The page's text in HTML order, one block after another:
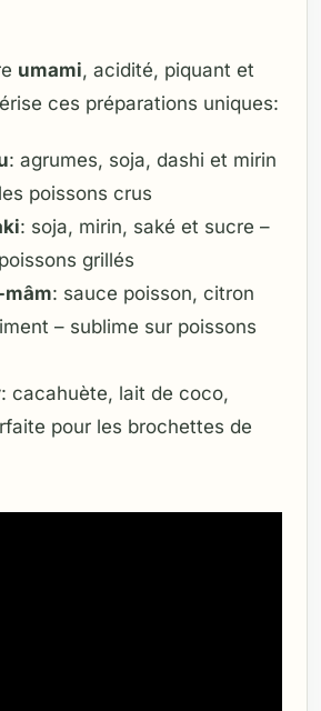
umami, acidité, piquant et
ces préparations uniques:
: agrumes, soja, dashi et mirin
poissons crus
: soja, mirin, saké et sucre –
grillés
: sauce poisson, citron
– sublime sur poissons
: cacahuète, lait de coco,
pour les brochettes de